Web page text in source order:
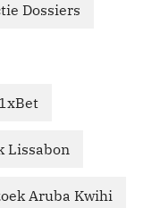
Dossiers
Lissabon
Aruba Kwihi